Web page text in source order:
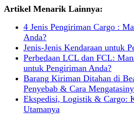
Artikel Menarik Lainnya:
4 Jenis Pengiriman Cargo :
Anda?
Jenis-Jenis Kendaraan untuk
Perbedaan LCL dan FCL:
untuk Pengiriman Anda?
Barang Kiriman Ditahan di
Penyebab & Cara
Ekspedisi, Logistik & Cargo:
Utamanya